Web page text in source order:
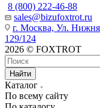
8 (800) 222-46-88
sales@bizufoxtrot.ru
г. Москва, Ул.
129/124
2026 © FOXTROT
Найти
Каталог
По всему сайту